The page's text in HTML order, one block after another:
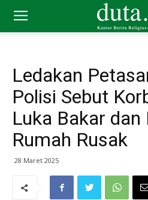
Ledakan
Polisi Sebut
Luka Bakar dan
Rumah Rusak
28 Maret 2025